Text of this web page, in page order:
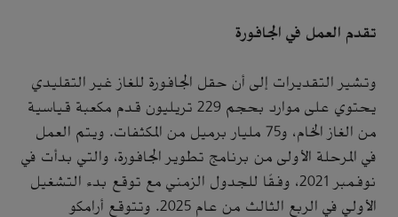
تقدم العمل في الجافورة
وتشير التقديرات إلى أن حقل الجافورة للغاز غير التقليدي
يحتوي على موارد بحجم 229 تريليون قدم مكعبة قياسية
من الغاز الخام، و75 مليار برميل من المكثفات. ويتم العمل
في المرحلة الأولى من برنامج تطوير الجافورة، والتي بدأت في
نوفمبر 2021، وفقًا للجدول الزمني مع توقع بدء التشغيل
الأولي في الربع الثالث من عام 2025. وتتوقع أرامكو